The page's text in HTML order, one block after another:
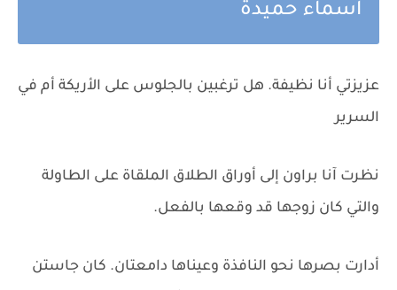
اسماء حميدة
عزيزتي أنا نظيفة. هل ترغبين بالجلوس على الأريكة أم في
السرير
نظرت آنا براون إلى أوراق الطلاق الملقاة على الطاولة
والتي كان زوجها قد وقعها بالفعل.
أدارت بصرها نحو النافذة وعيناها دامعتان. كان جاستن